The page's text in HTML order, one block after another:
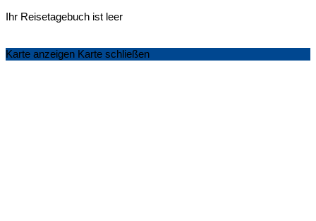
Ihr Reisetagebuch ist leer
Karte anzeigen Karte schließen